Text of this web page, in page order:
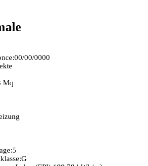
00/00/0000
Mq
5
G